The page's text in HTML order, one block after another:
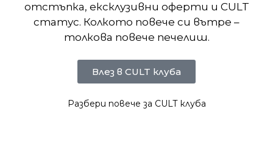
отстъпка, ексклузивни оферти и CULT
статус. Колкото повече си вътре –
толкова повече печелиш.
Влез в CULT клуба
Разбери повече за CULT клуба